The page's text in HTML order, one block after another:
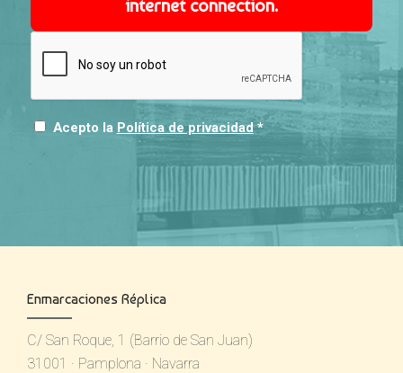
internet connection.
Acepto la Política de privacidad *
Enmarcaciones Réplica
C/ San Roque, 1 (Barrio de San Juan)
31001 · Pamplona · Navarra